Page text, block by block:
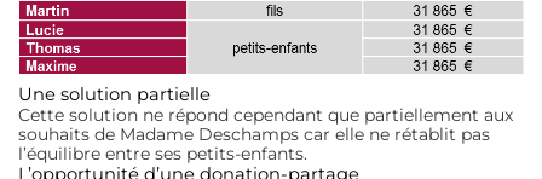
Une solution partielle
Cette solution ne répond cependant que partiellement aux
souhaits de Madame Deschamps car elle ne rétablit pas
l’équilibre entre ses petits-enfants.
L’opportunité d’une donation-partage